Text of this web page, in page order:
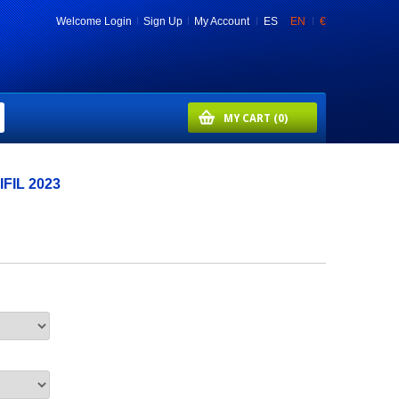
€
ES EN
WelcomeLogin Sign Up My Account
MY CART (0)
2023